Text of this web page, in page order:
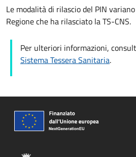
Le modalità di rilascio del PIN
Regione che ha rilasciato la TS-CNS.
Per ulteriori informazioni,
Sistema Tessera Sanitaria.